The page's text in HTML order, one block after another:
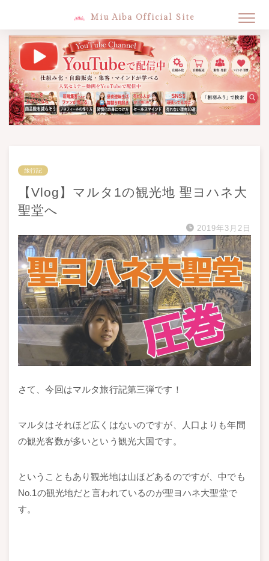
Miu Aiba Official Site
旅行記
【Vlog】マルタ1の観光地 聖ヨハネ大
聖堂へ
2019年3月2日
さて、今回はマルタ旅行記第三弾です！
マルタはそれほど広くはないのですが、人口よりも年間
の観光客数が多いという観光大国です。
ということもあり観光地は山ほどあるのですが、中でも
No.1の観光地だと言われているのが聖ヨハネ大聖堂で
す。